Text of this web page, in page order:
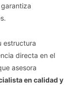
estructura
directa en el
asesora
en calidad y